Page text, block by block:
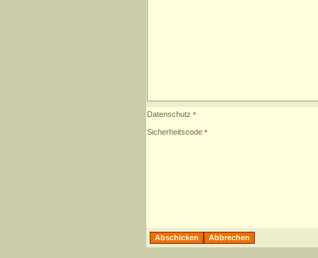
Datenschutz
Sicherheitscode